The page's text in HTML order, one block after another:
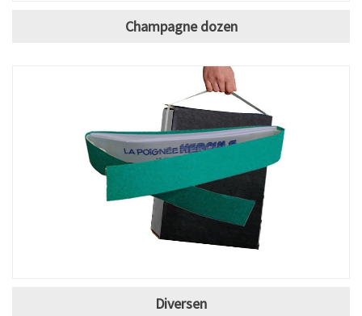
Champagne dozen
Diversen